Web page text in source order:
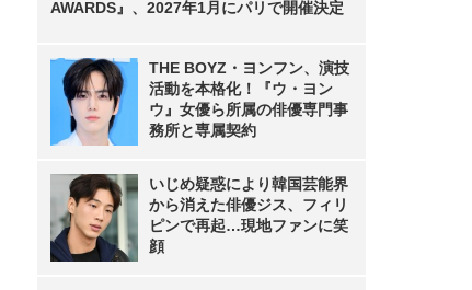
AWARDS』、2027年1月にパリで開催決定
THE BOYZ・ヨンフン、演技
活動を本格化！『ウ・ヨン
ウ』女優ら所属の俳優専門事
務所と専属契約
いじめ疑惑により韓国芸能界
から消えた俳優ジス、フィリ
ピンで再起…現地ファンに笑
顔